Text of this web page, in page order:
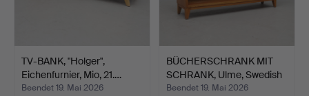
TV-BANK, "Holger",
Eichenfurnier, Mio, 21.…
Beendet 19. Mai 2026
BÜCHERSCHRANK MIT
SCHRANK, Ulme, Swedish
M…
Beendet 19. Mai 2026